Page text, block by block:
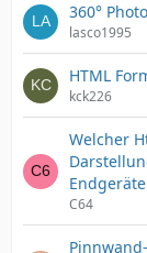
360°
lasco1995
HTML
kck226
Welcher
C64